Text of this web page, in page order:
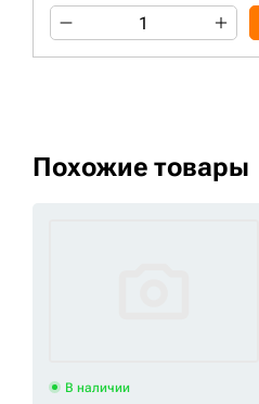
Похожие товары
В наличии